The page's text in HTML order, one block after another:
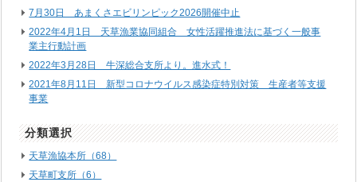
7月30日 あまくさエビリンピック2026開催中止
2022年4月1日 天草漁業協同組合 女性活躍推進法に基づく一般事
業主行動計画
2022年3月28日 牛深総合支所より。進水式！
2021年8月11日 新型コロナウイルス感染症特別対策 生産者等支援
事業
分類選択
天草漁協本所（68）
天草町支所（6）